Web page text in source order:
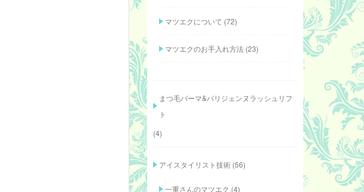
マツエクについて (72)
マツエクのお手入れ方法(23)
まつ毛パーマ&パリジェンヌラッシュリフ
ト
(4)
アイスタイリスト技術(56)
一重さんのマツエク (4)